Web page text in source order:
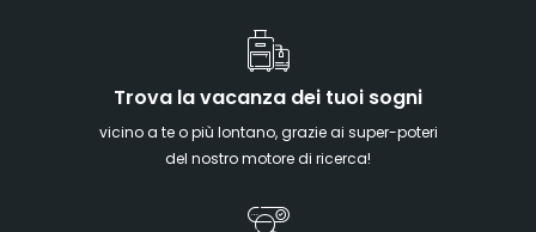
Trova la vacanza dei tuoi sogni
vicino a te o più lontano, grazie ai super-poteri
del nostro motore di ricerca!